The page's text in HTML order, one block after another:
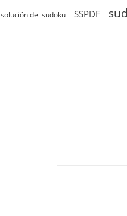
solución del sudoku SSPDF